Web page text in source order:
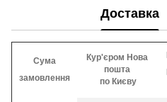
Доставка
Сума
замовлення
Кур'єром Нова
пошта
​​ по Києву